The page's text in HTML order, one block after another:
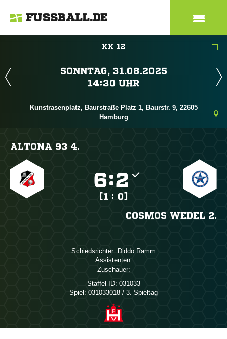
FUSSBALL.DE
KK 12
 
 
Kunstrasenplatz, Baurstraße Platz 1, Baurstr. 9, 22605
Hamburg
ALTONA 93 4.
:
[1 : 0]
COSMOS WEDEL 2.
Schiedsrichter:  
Assistenten:
Zuschauer:
Staffel-ID: 031033
Spiel: 031033018 / 3. Spieltag